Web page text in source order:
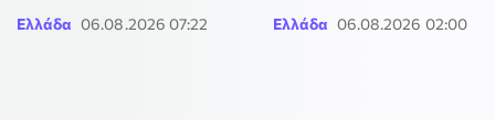
Ελλάδα 06.08.2026 07:22 Ελλάδα 06.08.2026 02:00